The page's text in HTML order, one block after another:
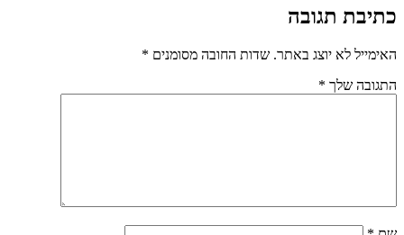
כתיבת תגובה
האימייל לא יוצג באתר. שדות החובה מסומנים *
התגובה שלך *